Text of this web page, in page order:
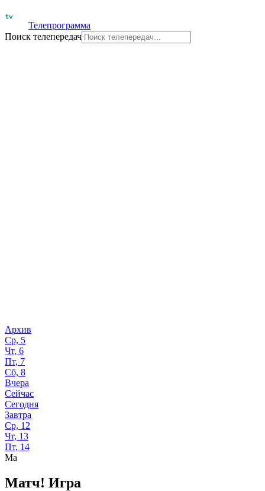
Телепрограмма
Поиск телепередач
Архив
Ср, 5
Чт, 6
Пт, 7
Сб, 8
Вчера
Сейчас
Сегодня
Завтра
Ср, 12
Чт, 13
Пт, 14
Ма
Матч! Игра